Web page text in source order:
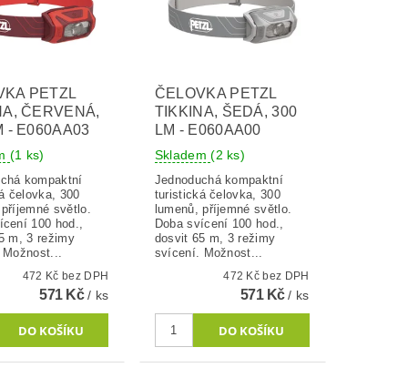
PETZL
ČERVENÁ,
- E060AA03
(1 ks)
kompaktní
čelovka, 300
světlo.
100 hod.,
m, 3 režimy
472 Kč bez DPH
571 Kč/ ks
ČELOVKA PETZL
TIKKINA, ŠEDÁ, 300
LM - E060AA00
Skladem(2 ks)
Jednoduchá kompaktní
turistická čelovka, 300
lumenů, příjemné světlo.
Doba svícení 100 hod.,
dosvit 65 m, 3 režimy
svícení. Možnost...
472 Kč bez DPH
571 Kč/ ks